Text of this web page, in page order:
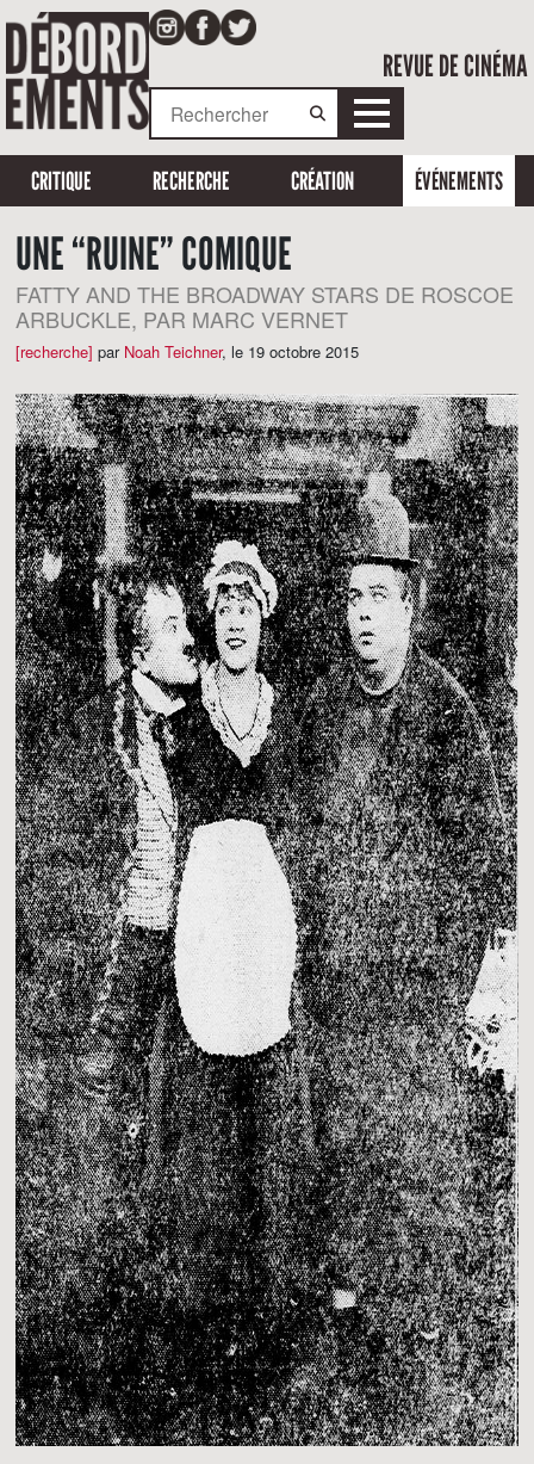
REVUE DE CINÉMA
CRITIQUE RECHERCHE CRÉATION ÉVÉNEMENTS
UNE “RUINE” COMIQUE
FATTY AND THE BROADWAY STARS DE ROSCOE
ARBUCKLE, PAR MARC VERNET
[recherche] par Noah Teichner, le 19 octobre 2015